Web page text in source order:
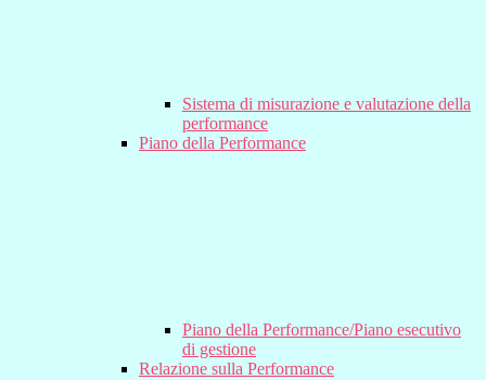
Sistema di misurazione e valutazione della
performance
Piano della Performance
Piano della Performance/Piano esecutivo
di gestione
Relazione sulla Performance